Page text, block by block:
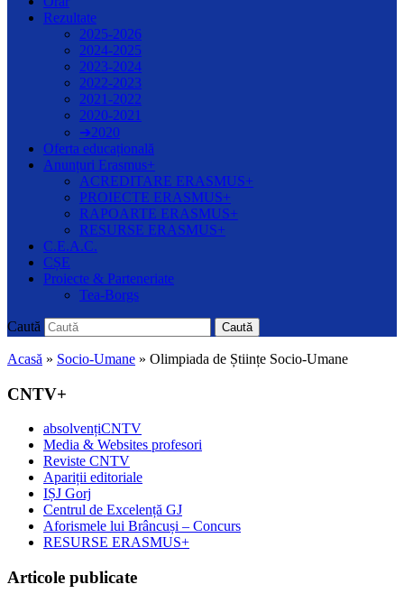
Rezultate
2025-2026
2024-2025
2023-2024
2022-2023
2021-2022
2020-2021
➔2020
Oferta educațională
Anunțuri Erasmus+
ACREDITARE ERASMUS+
PROIECTE ERASMUS+
RAPOARTE ERASMUS+
RESURSE ERASMUS+
C.E.A.C.
CȘE
Proiecte & Parteneriate
Tea-Borgs
Caută Caută
Acasă » Socio-Umane » Olimpiada de Științe Socio-Umane
CNTV+
absolvențiCNTV
Media & Websites profesori
Reviste CNTV
Apariții editoriale
IȘJ Gorj
Centrul de Excelență GJ
Aforismele lui Brâncuși – Concurs
RESURSE ERASMUS+
Articole publicate